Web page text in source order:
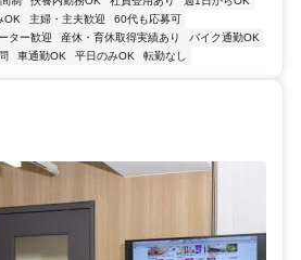
OK 主婦・主夫歓迎
60代も応募可
ター歓迎 産休・育休取得実績あり
バイク通勤OK
車通勤OK 平日のみOK 転勤なし